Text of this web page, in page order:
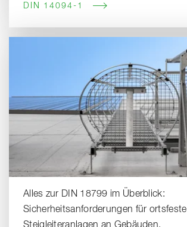
DIN 14094-1
Alles zur DIN 18799 im Überblick:
Sicherheitsanforderungen für ortsfeste